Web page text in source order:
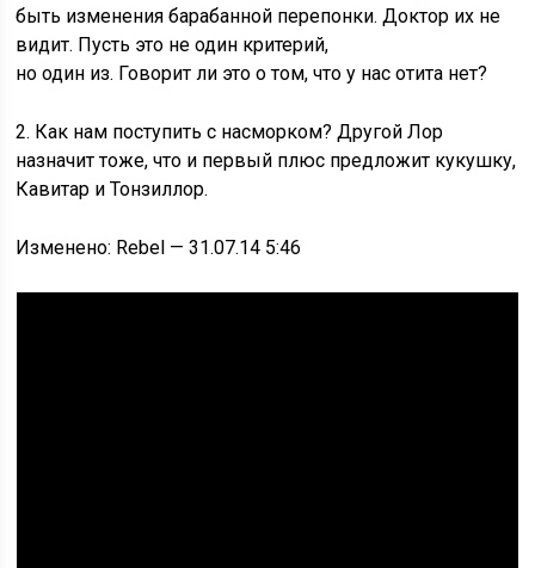
быть изменения барабанной перепонки. Доктор их не
видит. Пусть это не один критерий,
но один из. Говорит ли это о том, что у нас отита нет?
2. Как нам поступить с насморком? Другой Лор
назначит тоже, что и первый плюс предложит кукушку,
Кавитар и Тонзиллор.
Изменено: Rebel — 31.07.14 5:46